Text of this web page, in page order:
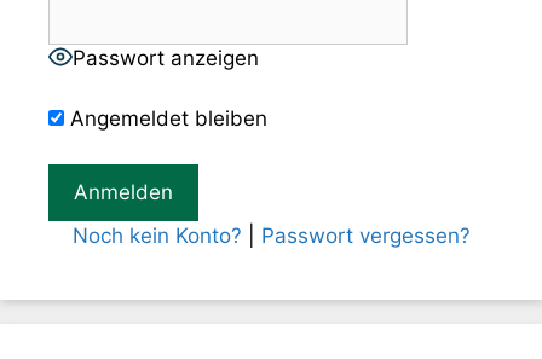
Passwort anzeigen
Angemeldet bleiben
Noch kein Konto? Passwort vergessen?